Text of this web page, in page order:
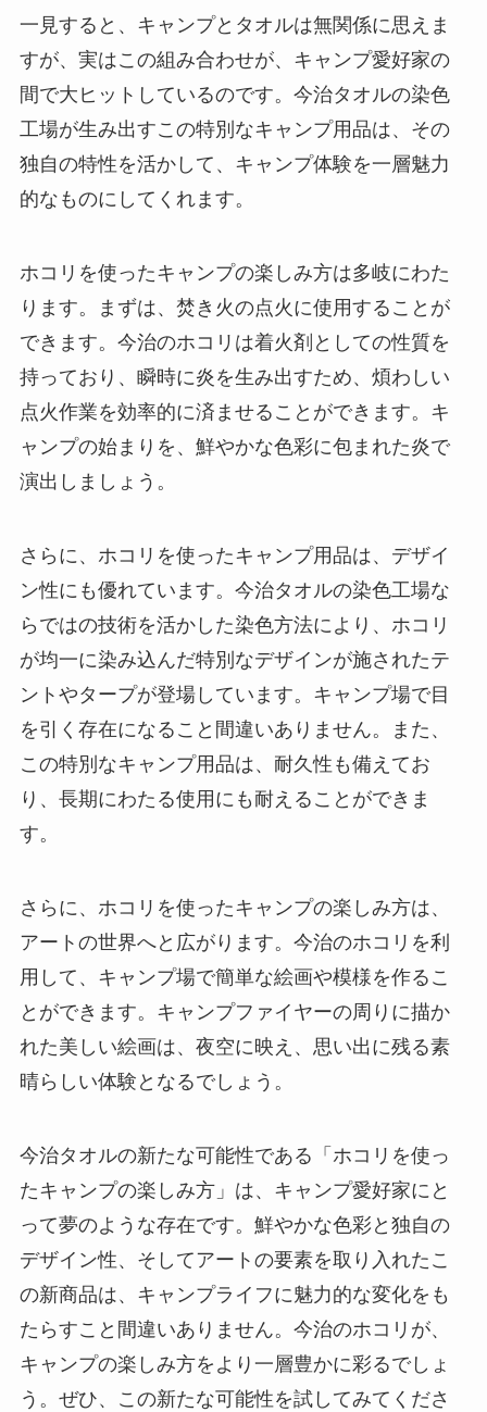
一見すると、キャンプとタオルは無関係に思えま
すが、実はこの組み合わせが、キャンプ愛好家の
間で大ヒットしているのです。今治タオルの染色
工場が生み出すこの特別なキャンプ用品は、その
独自の特性を活かして、キャンプ体験を一層魅力
的なものにしてくれます。
ホコリを使ったキャンプの楽しみ方は多岐にわた
ります。まずは、焚き火の点火に使用することが
できます。今治のホコリは着火剤としての性質を
持っており、瞬時に炎を生み出すため、煩わしい
点火作業を効率的に済ませることができます。キ
ャンプの始まりを、鮮やかな色彩に包まれた炎で
演出しましょう。
さらに、ホコリを使ったキャンプ用品は、デザイ
ン性にも優れています。今治タオルの染色工場な
らではの技術を活かした染色方法により、ホコリ
が均一に染み込んだ特別なデザインが施されたテ
ントやタープが登場しています。キャンプ場で目
を引く存在になること間違いありません。また、
この特別なキャンプ用品は、耐久性も備えてお
り、長期にわたる使用にも耐えることができま
す。
さらに、ホコリを使ったキャンプの楽しみ方は、
アートの世界へと広がります。今治のホコリを利
用して、キャンプ場で簡単な絵画や模様を作るこ
とができます。キャンプファイヤーの周りに描か
れた美しい絵画は、夜空に映え、思い出に残る素
晴らしい体験となるでしょう。
今治タオルの新たな可能性である「ホコリを使っ
たキャンプの楽しみ方」は、キャンプ愛好家にと
って夢のような存在です。鮮やかな色彩と独自の
デザイン性、そしてアートの要素を取り入れたこ
の新商品は、キャンプライフに魅力的な変化をも
たらすこと間違いありません。今治のホコリが、
キャンプの楽しみ方をより一層豊かに彩るでしょ
う。ぜひ、この新たな可能性を試してみてくださ